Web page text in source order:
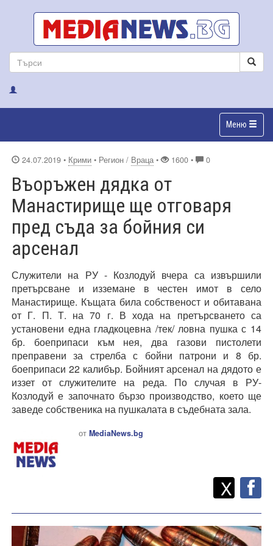
Меню
24.07.2019 • Крими • Регион / Враца • 1600 • 0
Въоръжен дядка от
Манастирище ще отговаря
пред съда за бойния си
арсенал
Служители на РУ - Козлодуй вчера са извършили
претърсване и изземане в честен имот в село
Манастирище. Къщата била собственост и обитавана
от Г. П. Т. на 70 г. В хода на претърсването са
установени една гладкоцевна /тек/ ловна пушка с 14
бр. боеприпаси към нея, два газови пистолети
преправени за стрелба с бойни патрони и 8 бр.
боеприпаси 22 калибър. Бойният арсенал на дядото е
иззет от служителите на реда. По случая в РУ-
Козлодуй е започнато бързо производство, което ще
заведе собственика на пушкалата в съдебната зала.
от MediaNews.bg
Споделете
X